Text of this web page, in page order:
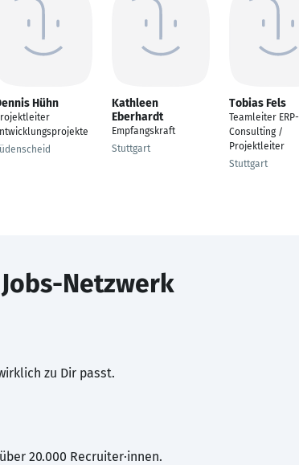
Hühn
Kathleen
Eberhardt
Empfangskraft
Stuttgart
Tobias Fels
Teamleiter ERP-
Consulting /
Projektleiter
Stuttgart
Jobs-Netzwerk
zu Dir passt.
20.000 Recruiter·innen.